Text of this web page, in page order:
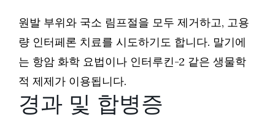
원발 부위와 국소 림프절을 모두 제거하고, 고용
량 인터페론 치료를 시도하기도 합니다. 말기에
는 항암 화학 요법이나 인터루킨-2 같은 생물학
적 제제가 이용됩니다.
경과 및 합병증